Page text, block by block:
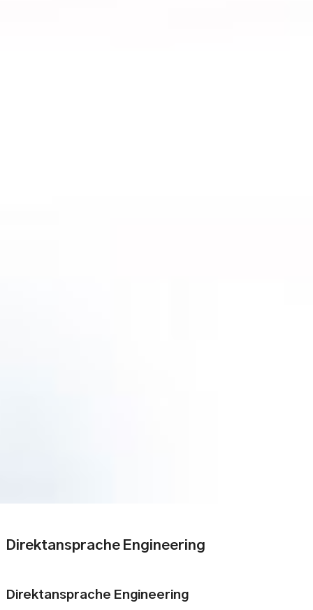
Direktansprache Engineering
Direktansprache Engineering